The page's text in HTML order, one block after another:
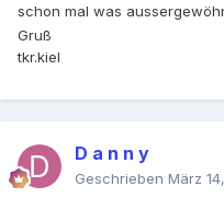
schon mal was
Gruß
tkr.kiel
D a n n y
Geschrieben März